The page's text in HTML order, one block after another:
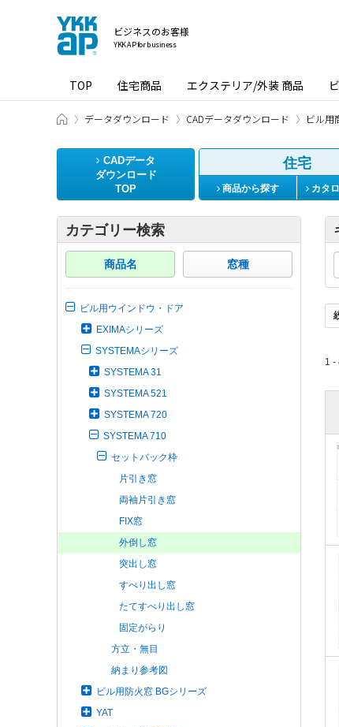
ビジネスのお客様
YKK AP for business
TOP 住宅商品 エクステリア/外装 商品
ビジネスのお客様 HOME
データダウンロード CADデータダウンロード ビル用
CADデータ
ダウンロード
TOP
住宅
商品から探す カタ
カテゴリー検索
商品名 窓種
ビル用ウインドウ・ドア
EXIMAシリーズ
SYSTEMAシリーズ
SYSTEMA 31
SYSTEMA 521
SYSTEMA 720
SYSTEMA 710
セットバック枠
片引き窓
両袖片引き窓
FIX窓
外倒し窓
突出し窓
すべり出し窓
たてすべり出し窓
固定がらり
方立・無目
納まり参考図
ビル用防火窓 BGシリーズ
YAT
1 -